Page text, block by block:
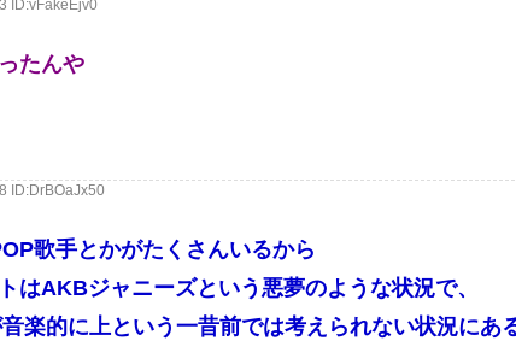
ID:vFakeEjv0
たんや
ID:DrBOaJx50
歌手とかがたくさんいるから
はAKBジャニーズという悪夢のような状況で、
楽的に上という一昔前では考えられない状況にあ